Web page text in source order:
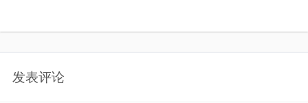
发表评论